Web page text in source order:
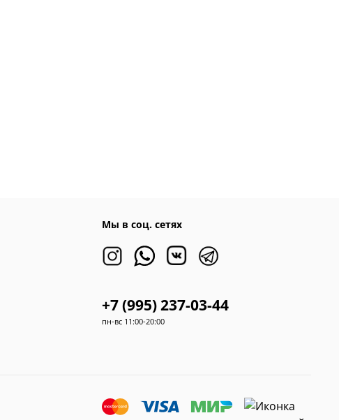
Мы в соц. сетях
+7 (995) 237-03-44
пн-вс 11:00-20:00